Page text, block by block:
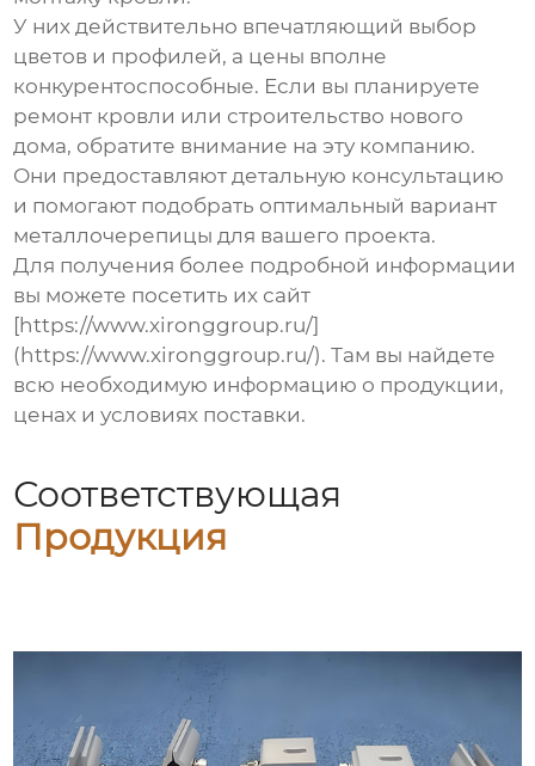
У них действительно впечатляющий выбор
цветов и профилей, а цены вполне
конкурентоспособные. Если вы планируете
ремонт кровли или строительство нового
дома, обратите внимание на эту компанию.
Они предоставляют детальную консультацию
и помогают подобрать оптимальный вариант
металлочерепицы для вашего проекта.
Для получения более подробной информации
вы можете посетить их сайт
[https://www.xironggroup.ru/]
(https://www.xironggroup.ru/). Там вы найдете
всю необходимую информацию о продукции,
ценах и условиях поставки.
Соответствующая
Продукция